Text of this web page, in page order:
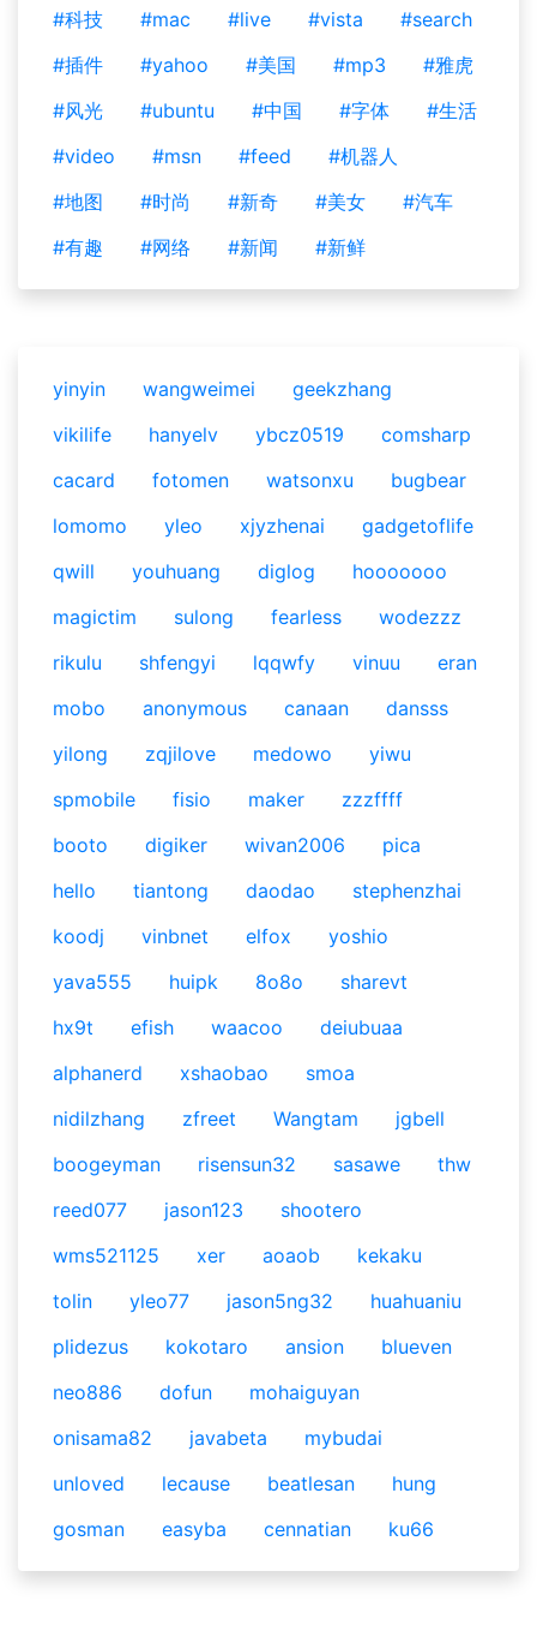
#科技
#mac #live #vista
#search
#插件
#yahoo #美国 #mp3
#雅虎
#风光
#ubuntu #中国 #字体
#生活
#video
#msn #feed
#机器人
#地图
#时尚 #新奇 #美女
#汽车
#有趣
#网络 #新闻 #新鲜
yinyin wangweimei
geekzhang
vikilife
hanyelv ybcz0519
comsharp
cacard
fotomen watsonxu
bugbear
lomomo
yleo xjyzhenai
gadgetoflife
qwill
youhuang diglog
hooooooo
magictim
sulong fearless
wodezzz
rikulu
shfengyi lqqwfy vinuu
eran
mobo
anonymous canaan
dansss
yilong
zqjilove medowo
yiwu
spmobile
fisio maker
zzzffff
booto
digiker wivan2006
pica
hello
tiantong daodao
stephenzhai
koodj
vinbnet elfox
yoshio
yava555
huipk 8o8o
sharevt
hx9t
efish waacoo
deiubuaa
alphanerd
xshaobao
smoa
nidilzhang
zfreet Wangtam
jgbell
boogeyman
risensun32 sasawe
thw
reed077
jason123
shootero
wms521125
xer aoaob
kekaku
tolin
yleo77 jason5ng32
huahuaniu
plidezus
kokotaro ansion
blueven
neo886
dofun
mohaiguyan
onisama82
javabeta
mybudai
unloved
lecause beatlesan
hung
gosman
easyba cennatian ku66